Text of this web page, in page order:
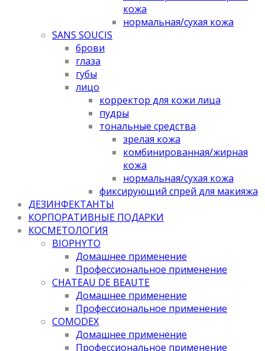
кожа
нормальная/cухая кожа
SANS SOUCIS
брови
глаза
губы
лицо
корректор для кожи лица
пудры
тональные средства
зрелая кожа
комбинированная/жирная
кожа
нормальная/cухая кожа
фиксирующий спрей для макияжа
ДЕЗИНФЕКТАНТЫ
КОРПОРАТИВНЫЕ ПОДАРКИ
КОСМЕТОЛОГИЯ
BIOPHYTO
Домашнее применение
Профессиональное применение
CHATEAU DE BEAUTE
Домашнее применение
Профессиональное применение
COMODEX
Домашнее применение
Профессиональное применение